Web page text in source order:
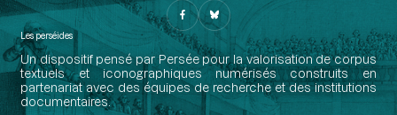
Les perséides
Un dispositif pensé par Persée pour la valorisation de corpus
textuels et iconographiques numérisés construits en
partenariat avec des équipes de recherche et des institutions
documentaires.